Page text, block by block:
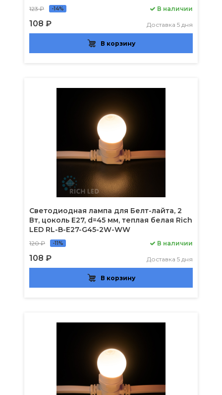
123 ₽ -14%
108 ₽
В наличии
Доставка 5 дня
В корзину
Светодиодная лампа для Белт-лайта, 2
Вт, цоколь Е27, d=45 мм, теплая белая Rich
LED RL-B-E27-G45-2W-WW
120 ₽ -11%
108 ₽
В наличии
Доставка 5 дня
В корзину